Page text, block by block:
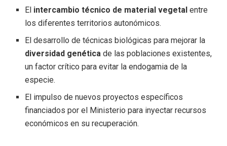
El intercambio técnico de material vegetal entre
los diferentes territorios autonómicos.
El desarrollo de técnicas biológicas para mejorar la
diversidad genética de las poblaciones existentes,
un factor crítico para evitar la endogamia de la
especie.
El impulso de nuevos proyectos específicos
financiados por el Ministerio para inyectar recursos
económicos en su recuperación.